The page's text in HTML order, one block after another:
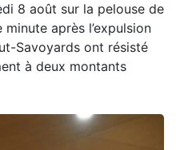
8 août sur la pelouse de
après l’expulsion
Savoyards ont résisté
à deux montants